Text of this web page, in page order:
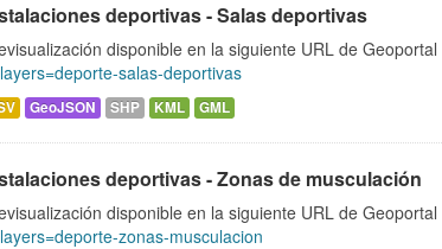
deportivas - Salas deportivas
disponible en la siguiente URL de Geoportal
salas-deportivas
GeoJSON SHP KML GML
deportivas - Zonas de musculación
disponible en la siguiente URL de Geoportal
zonas-musculacion